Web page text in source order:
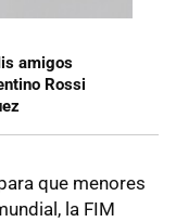
amigos
Rossi
que menores
la FIM